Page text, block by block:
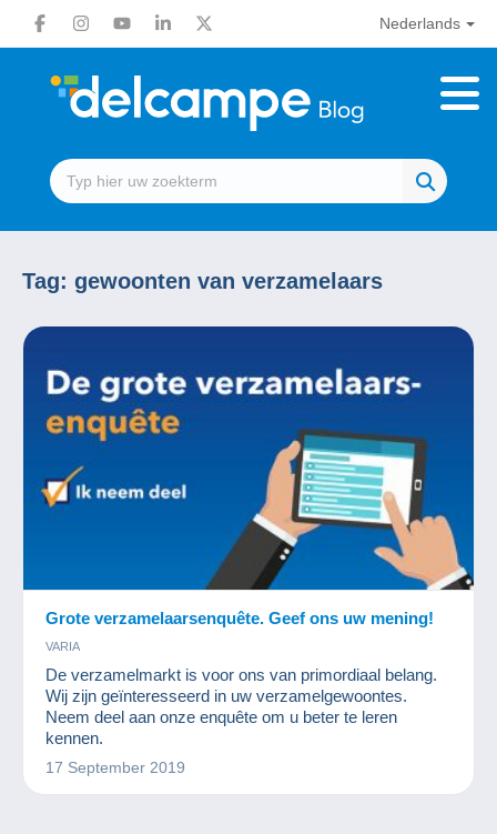
Nederlands
Tag: gewoonten van verzamelaars
Grote verzamelaarsenquête. Geef ons uw mening!
VARIA
De verzamelmarkt is voor ons van primordiaal belang.
Wij zijn geïnteresseerd in uw verzamelgewoontes.
Neem deel aan onze enquête om u beter te leren
kennen.
17 September 2019